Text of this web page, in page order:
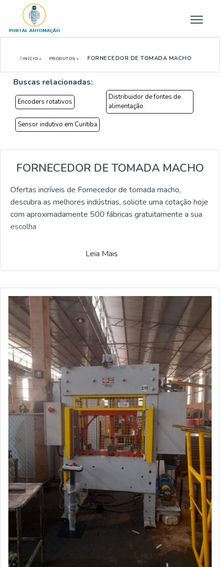
INÍCIO » PRODUTOS » FORNECEDOR DE TOMADA MACHO
Buscas relacionadas:
Encoders rotativos
Distribuidor de fontes de
alimentação
Sensor indutivo em Curitiba
FORNECEDOR DE TOMADA MACHO
Ofertas incríveis de Fornecedor de tomada macho,
descubra as melhores indústrias, solicite uma cotação hoje
com aproximadamente 500 fábricas gratuitamente a sua
escolha
Leia Mais